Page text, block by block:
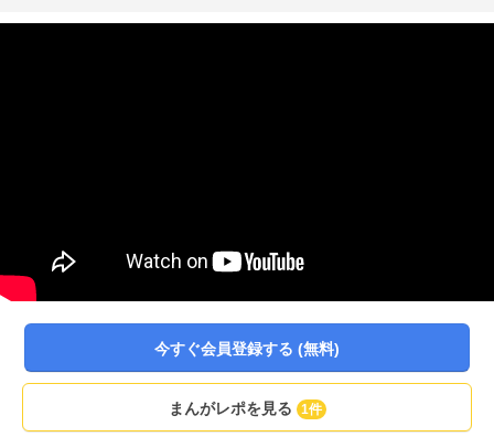
今すぐ会員登録する (無料)
まんがレポを見る 1件